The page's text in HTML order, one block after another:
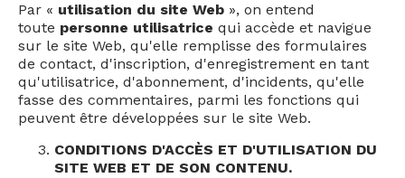
Par « utilisation du site Web », on entend
toute personne utilisatrice qui accède et navigue
sur le site Web, qu'elle remplisse des formulaires
de contact, d'inscription, d'enregistrement en tant
qu'utilisatrice, d'abonnement, d'incidents, qu'elle
fasse des commentaires, parmi les fonctions qui
peuvent être développées sur le site Web.
CONDITIONS D'ACCÈS ET D'UTILISATION DU
SITE WEB ET DE SON CONTENU.